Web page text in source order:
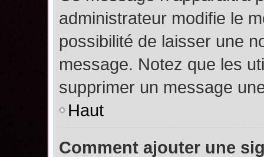
administrateur modifie le
possibilité de laisser une
message. Notez que les
supprimer un message
Haut
Comment ajouter une